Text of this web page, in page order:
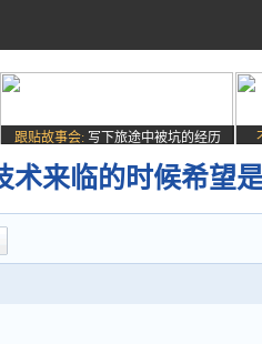
跟贴故事会: 写下旅途中被坑的经历
术来临的时候希望